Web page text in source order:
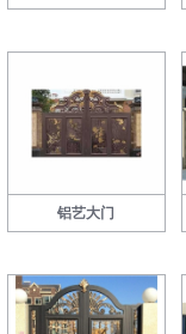
铝艺大门